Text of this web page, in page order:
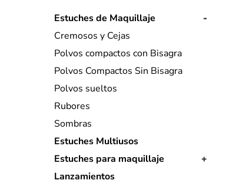
Estuches de Maquillaje
Cremosos y Cejas
Polvos compactos con Bisagra
Polvos Compactos Sin Bisagra
Polvos sueltos
Rubores
Sombras
Estuches Multiusos
Estuches para maquillaje
Lanzamientos